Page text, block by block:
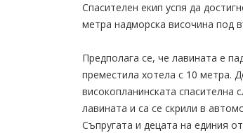
Спасителен екип успя да
метра надморска височина под
Предполага се, че лавината е
преместила хотела с 10 метра.
високопланинската
лавината и са се скрили в
Съпругата и децата на единия